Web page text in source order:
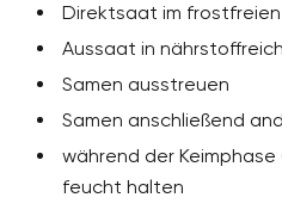
Direktsaat im frostfreien
Aussaat in
Samen ausstreuen
Samen anschließend
während der
feucht halten